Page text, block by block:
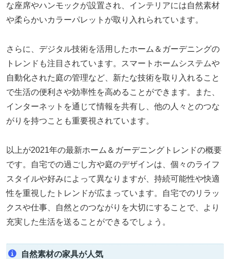
な座席やハンモックが設置され、インテリアには自然素材
や柔らかいカラーパレットが取り入れられています。
さらに、デジタル技術を活用したホーム＆ガーデニングの
トレンドも注目されています。スマートホームシステムや
自動化された庭の管理など、新たな技術を取り入れること
で生活の便利さや効率性を高めることができます。また、
インターネットを通じて情報を共有し、他の人々とのつな
がりを持つことも重要視されています。
以上が2021年の最新ホーム＆ガーデニングトレンドの概要
です。自宅での過ごし方や庭のデザインは、個々のライフ
スタイルや好みによって異なりますが、持続可能性や快適
性を重視したトレンドが広まっています。自宅でのリラッ
クスや仕事、自然とのつながりを大切にすることで、より
充実した生活を送ることができるでしょう。
自然素材の家具が人気